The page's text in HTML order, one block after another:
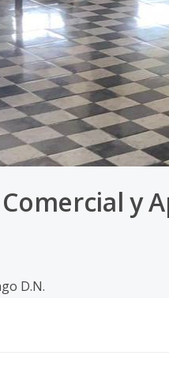
y
D.N.